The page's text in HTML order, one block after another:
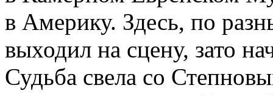
в Америку. Здесь, по
выходил на сцену, зато
Судьба свела со